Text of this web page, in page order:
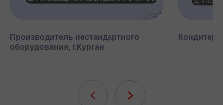
Производитель нестандартного
оборудования, г.Курган